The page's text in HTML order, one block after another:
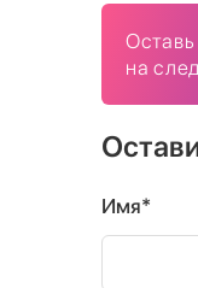
Оставь
на
Имя*